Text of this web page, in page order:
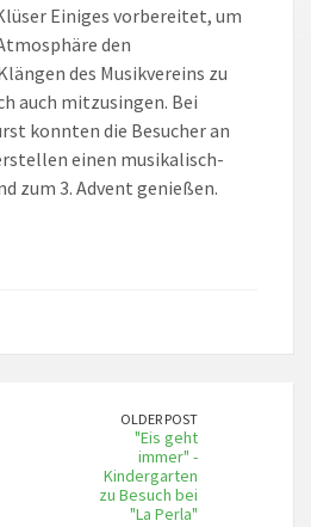
Einiges vorbereitet, um
den
des Musikvereins zu
auch mitzusingen. Bei
konnten die Besucher an
einen musikalisch-
zum 3. Advent genießen.
OLDER POST
"Eis geht
immer" -
Kindergarten
zu Besuch bei
"La Perla"